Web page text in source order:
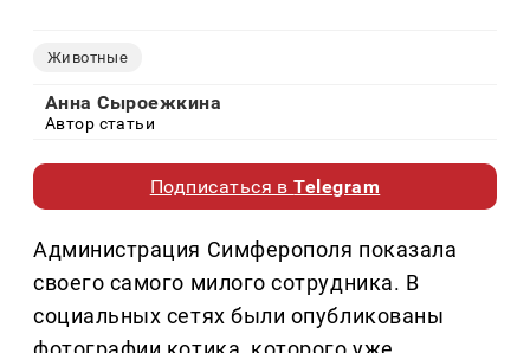
Животные
Анна Сыроежкина
Автор статьи
Подписаться вTelegram
Администрация Симферополя показала
своего самого милого сотрудника. В
социальных сетях были опубликованы